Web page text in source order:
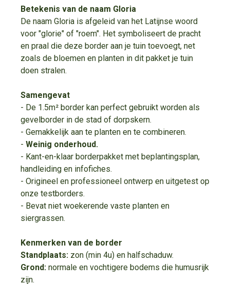
Betekenis van de naam Gloria
De naam Gloria is afgeleid van het Latijnse woord
voor "glorie" of "roem". Het symboliseert de pracht
en praal die deze border aan je tuin toevoegt, net
zoals de bloemen en planten in dit pakket je tuin
doen stralen.
Samengevat
- De 1.5m² border kan perfect gebruikt worden als
gevelborder in de stad of dorpskern.
- Gemakkelijk aan te planten en te combineren.
- Weinig onderhoud.
- Kant-en-klaar borderpakket met beplantingsplan,
handleiding en infofiches.
- Origineel en professioneel ontwerp en uitgetest op
onze testborders.
- Bevat niet woekerende vaste planten en
siergrassen.
Kenmerken van de border
Standplaats: zon (min 4u) en halfschaduw.
Grond: normale en vochtigere bodems die humusrijk
zijn.